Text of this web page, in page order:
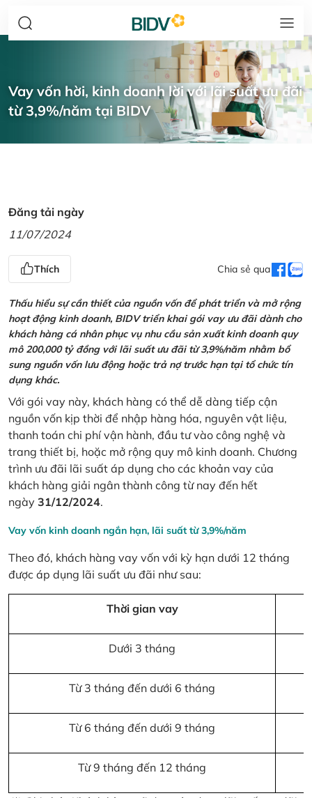
Vay vốn hời, kinh doanh lời với lãi suất ưu đãi
từ 3,9%/năm tại BIDV
Đăng tải ngày
11/07/2024
Thích Chia sẻ qua
Thấu hiểu sự cần thiết của nguồn vốn để phát triển và mở rộng
hoạt động kinh doanh, BIDV triển khai gói vay ưu đãi dành cho
khách hàng cá nhân phục vụ nhu cầu sản xuất kinh doanh quy
mô 200,000 tỷ đồng với lãi suất ưu đãi từ 3,9%/năm nhằm bổ
sung nguồn vốn lưu động hoặc trả nợ trước hạn tại tổ chức tín
dụng khác.
Với gói vay này, khách hàng có thể dễ dàng tiếp cận
nguồn vốn kịp thời để nhập hàng hóa, nguyên vật liệu,
thanh toán chi phí vận hành, đầu tư vào công nghệ và
trang thiết bị, hoặc mở rộng quy mô kinh doanh. Chương
trình ưu đãi lãi suất áp dụng cho các khoản vay của
khách hàng giải ngân thành công từ nay đến hết
ngày 31/12/2024.
Vay vốn kinh doanh ngắn hạn, lãi suất từ 3,9%/năm
Theo đó, khách hàng vay vốn với kỳ hạn dưới 12 tháng
được áp dụng lãi suất ưu đãi như sau:
Thời gian vay
Dưới 3 tháng
Từ 3 tháng đến dưới 6 tháng
Từ 6 tháng đến dưới 9 tháng
Từ 9 tháng đến 12 tháng